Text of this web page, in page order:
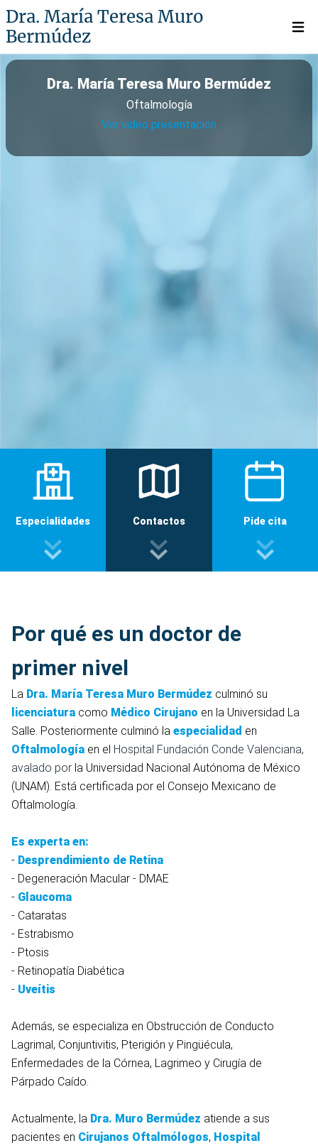
Dra. María Teresa Muro
Bermúdez
Open
Dra. María Teresa Muro Bermúdez
Oftalmología
Ver video presentación
Especialidades Contactos Pide cita
Por qué es un doctor de
primer nivel
La Dra. María Teresa Muro Bermúdez culminó su
licenciatura como Médico Cirujano en la Universidad La
Salle. Posteriormente culminó la especialidad en
Oftalmología en el Hospital Fundación Conde Valenciana,
avalado por la Universidad Nacional Autónoma de México
(UNAM). Está certificada por el Consejo Mexicano de
Oftalmología.
Es experta en:
- Desprendimiento de Retina
- Degeneración Macular - DMAE
- Glaucoma
- Cataratas
- Estrabismo
- Ptosis
- Retinopatía Diabética
- Uveítis
Además, se especializa en Obstrucción de Conducto
Lagrimal, Conjuntivitis, Pterigión y Pingüécula,
Enfermedades de la Córnea, Lagrimeo y Cirugía de
Párpado Caído.
Actualmente, la Dra. Muro Bermúdez atiende a sus
pacientes en Cirujanos Oftalmólogos, Hospital